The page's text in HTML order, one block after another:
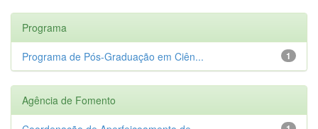
Programa
1
Programa de Pós-Graduação em Ciên...
Agência de Fomento